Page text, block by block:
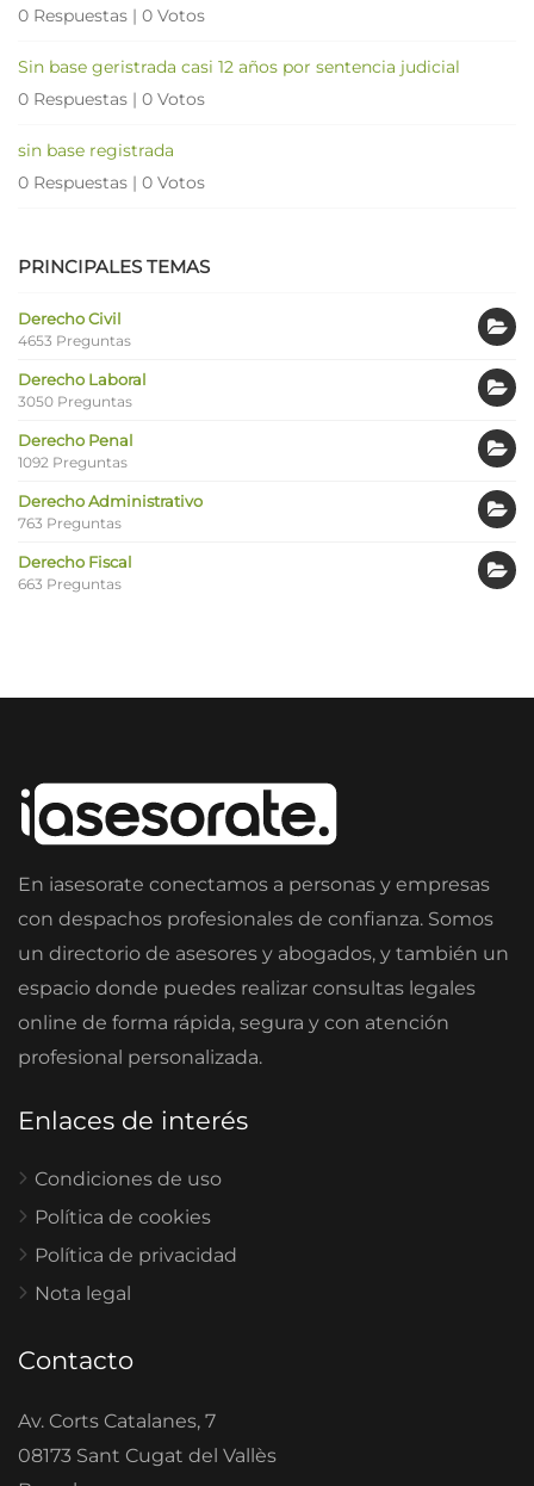
0 Respuestas | 0 Votos
Sin base geristrada casi 12 años por sentencia judicial
0 Respuestas | 0 Votos
sin base registrada
0 Respuestas | 0 Votos
PRINCIPALES TEMAS
Derecho Civil
4653 Preguntas
Derecho Laboral
3050 Preguntas
Derecho Penal
1092 Preguntas
Derecho Administrativo
763 Preguntas
Derecho Fiscal
663 Preguntas
En iasesorate conectamos a personas y empresas
con despachos profesionales de confianza. Somos
un directorio de asesores y abogados, y también un
espacio donde puedes realizar consultas legales
online de forma rápida, segura y con atención
profesional personalizada.
Enlaces de interés
Condiciones de uso
Política de cookies
Política de privacidad
Nota legal
Contacto
Av. Corts Catalanes, 7
08173 Sant Cugat del Vallès